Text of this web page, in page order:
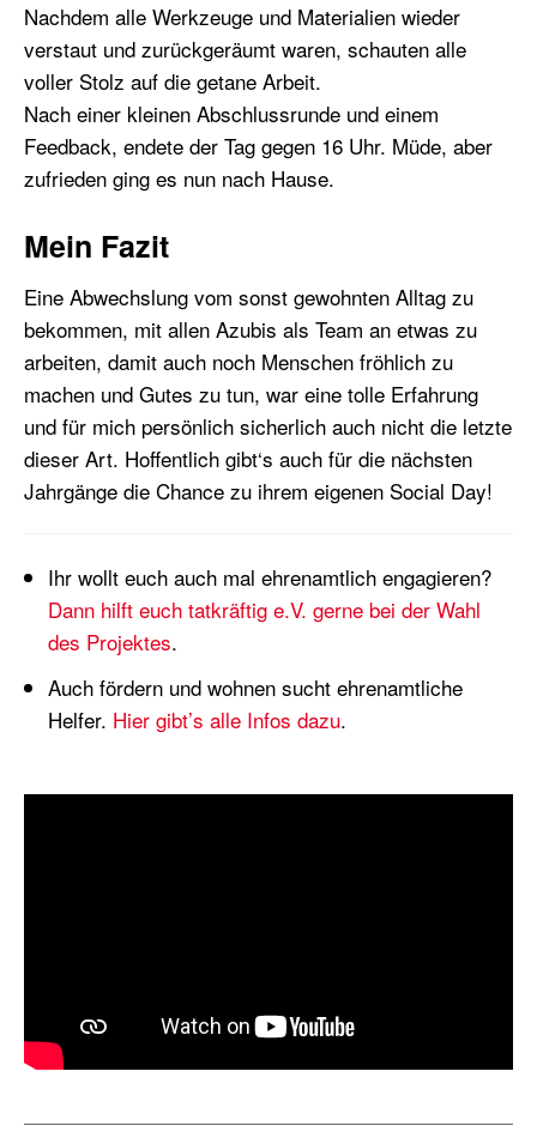
Nachdem alle Werkzeuge und Materialien wieder
verstaut und zurückgeräumt waren, schauten alle
voller Stolz auf die getane Arbeit.
Nach einer kleinen Abschlussrunde und einem
Feedback, endete der Tag gegen 16 Uhr. Müde, aber
zufrieden ging es nun nach Hause.
Mein Fazit
Eine Abwechslung vom sonst gewohnten Alltag zu
bekommen, mit allen Azubis als Team an etwas zu
arbeiten, damit auch noch Menschen fröhlich zu
machen und Gutes zu tun, war eine tolle Erfahrung
und für mich persönlich sicherlich auch nicht die letzte
dieser Art. Hoffentlich gibt‘s auch für die nächsten
Jahrgänge die Chance zu ihrem eigenen Social Day!
Ihr wollt euch auch mal ehrenamtlich engagieren?
Dann hilft euch tatkräftig e.V. gerne bei der Wahl
des Projektes.
Auch fördern und wohnen sucht ehrenamtliche
Helfer. Hier gibt’s alle Infos dazu.